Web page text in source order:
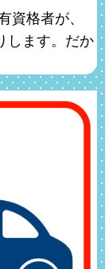
資格者が、
します。だか